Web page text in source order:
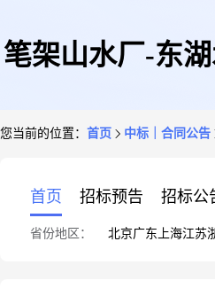
笔架山水厂-东
您当前的位置： 首页 中标｜合同公告
首页 招标预告 招标公
省份地区： 北京广东 上海江苏